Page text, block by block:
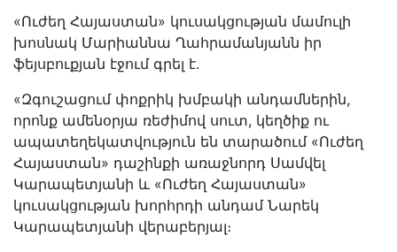
«Ուժեղ Հայաստան» կուսակցության մամուլի
խոսնակ Մարիաննա Ղահրամանյանն իր
ֆեյսբուքյան էջում գրել է.
«Զգուշացում փոքրիկ խմբակի անդամներին,
որոնք ամենօրյա ռեժիմով սուտ, կեղծիք ու
ապատեղեկատվություն են տարածում «Ուժեղ
Հայաստան» դաշինքի առաջնորդ Սամվել
Կարապետյանի և «Ուժեղ Հայաստան»
կուսակցության խորհրդի անդամ Նարեկ
Կարապետյանի վերաբերյալ։